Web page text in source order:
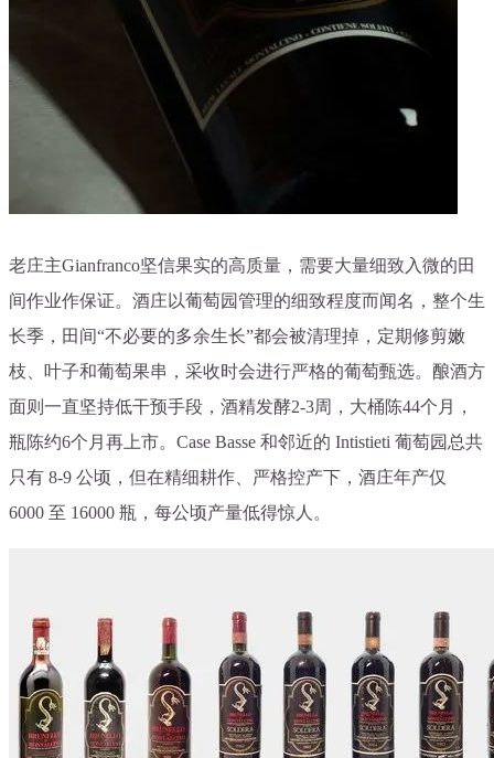
老庄主Gianfranco坚信果实的高质量，需要大量细致入微的田
间作业作保证。酒庄以葡萄园管理的细致程度而闻名，整个生
长季，田间“不必要的多余生长”都会被清理掉，定期修剪嫩
枝、叶子和葡萄果串，采收时会进行严格的葡萄甄选。酿酒方
面则一直坚持低干预手段，酒精发酵2-3周，大桶陈44个月，
瓶陈约6个月再上市。Case Basse 和邻近的 Intistieti 葡萄园总共
只有 8-9 公顷，但在精细耕作、严格控产下，酒庄年产仅
6000 至 16000 瓶，每公顷产量低得惊人。